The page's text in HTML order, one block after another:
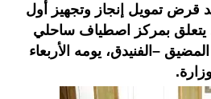
قرض تمويل إنجاز وتجهيز أول
يتعلق بمركز اصطياف ساحلي
–الفنيدق، يومه الأربعاء